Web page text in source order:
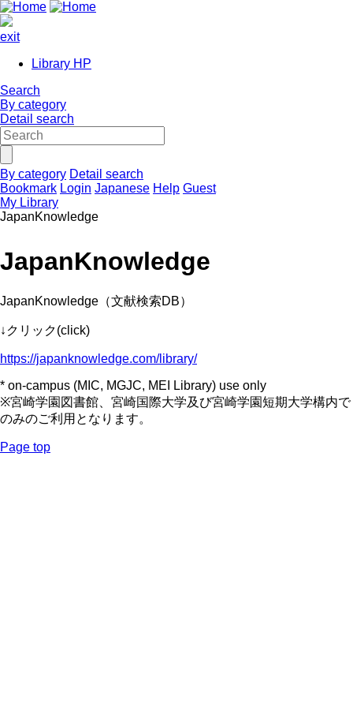
exit
Library HP
Search
By category
Detail search
By category Detail search
Bookmark Login Japanese Help Guest
My Library
JapanKnowledge
JapanKnowledge
JapanKnowledge（文献検索DB）
↓クリック(click)
https://japanknowledge.com/library/
* on-campus (MIC, MGJC, MEI Library) use only
※宮崎学園図書館、宮崎国際大学及び宮崎学園短期大学構内で
のみのご利用となります。
Page top